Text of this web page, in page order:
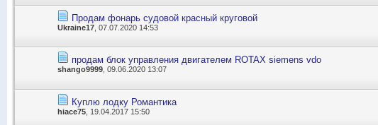
Продам фонарь судовой красный круговой
Ukraine17 , 07.07.2020 14:53
продам блок управления двигателем ROTAX siemens vdo
shango9999, 09.06.2020 13:07
Куплю лодку Романтика
hiace75 , 19.04.2017 15:50